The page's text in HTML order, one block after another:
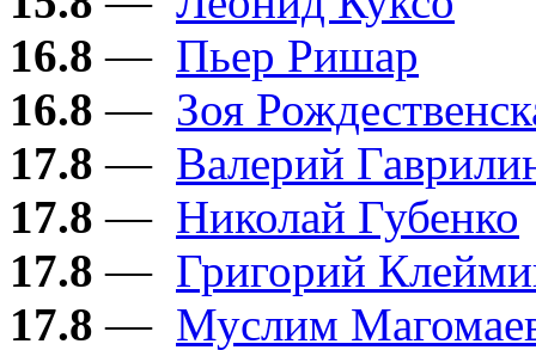
16.8 — Пьер Ришар
16.8 — Зоя
17.8 — Валерий
17.8 — Николай Губенко
17.8 — Григорий
17.8 — Муслим